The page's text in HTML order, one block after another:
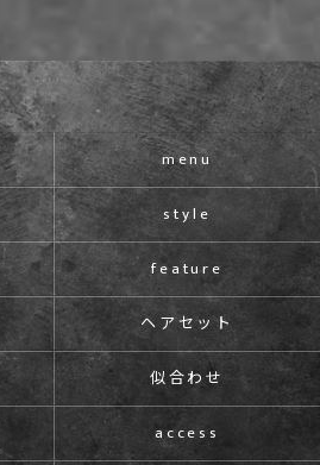
menu
style
feature
ヘアセット
似合わせ
access